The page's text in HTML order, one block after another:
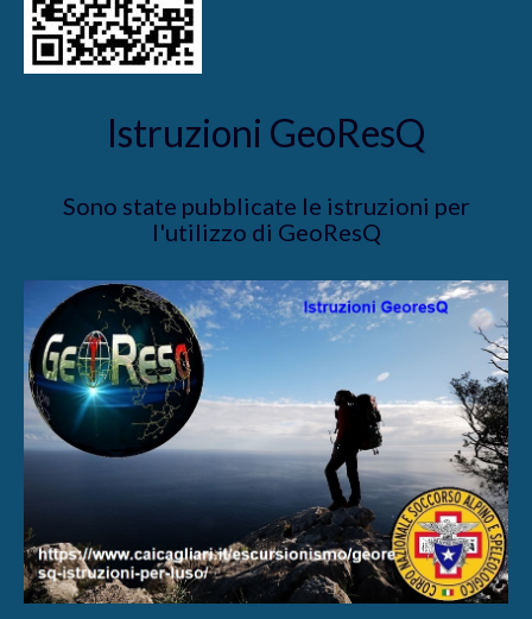
Istruzioni GeoResQ
Sono state pubblicate le istruzioni per
l'utilizzo di GeoResQ